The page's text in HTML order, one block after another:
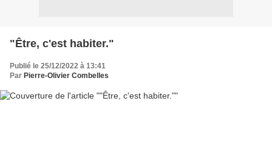
"Être, c'est habiter."
Publié le 25/12/2022 à 13:41
Par Pierre-Olivier Combelles